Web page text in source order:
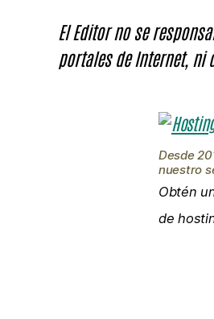
El Editor no se
portales de Internet, ni
Desde
nuestro
Obtén
de